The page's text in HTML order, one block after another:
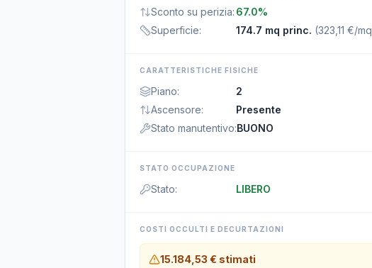
Sconto su perizia: 67.0%
Superficie: 174.7 mq princ. (323,11 €/mq
CARATTERISTICHE FISICHE
Piano:
2
Ascensore:
Presente
Stato manutentivo:BUONO
STATO OCCUPAZIONE
Stato: LIBERO
COSTI OCCULTI E DECURTAZIONI
15.184,53 € stimati